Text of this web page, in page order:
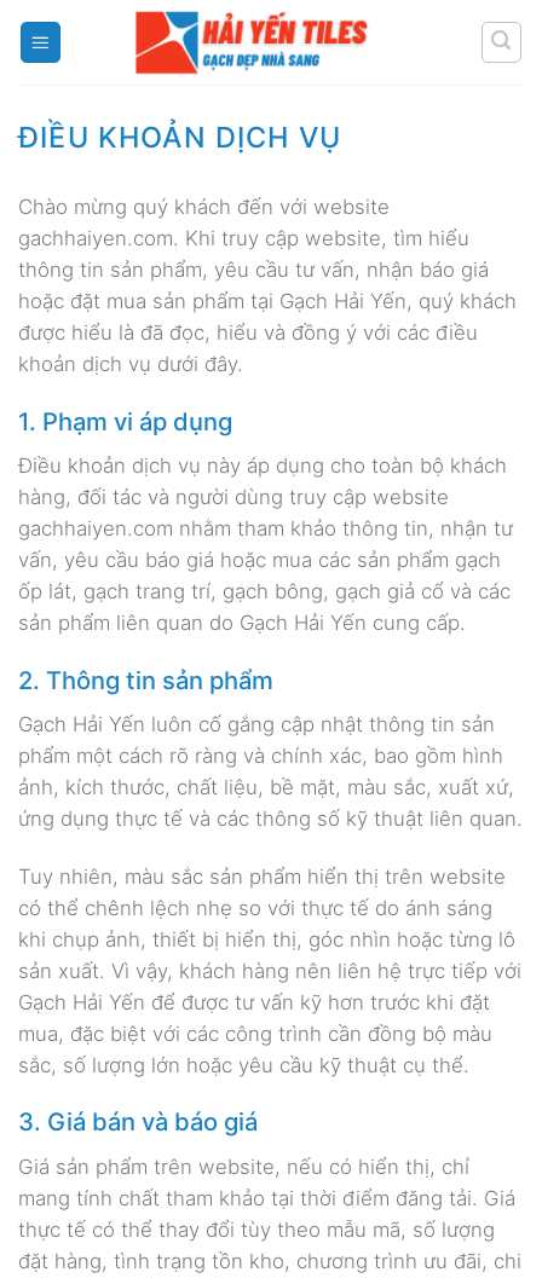
ĐIỀU KHOẢN DỊCH VỤ
Chào mừng quý khách đến với website
gachhaiyen.com. Khi truy cập website, tìm hiểu
thông tin sản phẩm, yêu cầu tư vấn, nhận báo giá
hoặc đặt mua sản phẩm tại Gạch Hải Yến, quý khách
được hiểu là đã đọc, hiểu và đồng ý với các điều
khoản dịch vụ dưới đây.
1. Phạm vi áp dụng
Điều khoản dịch vụ này áp dụng cho toàn bộ khách
hàng, đối tác và người dùng truy cập website
gachhaiyen.com nhằm tham khảo thông tin, nhận tư
vấn, yêu cầu báo giá hoặc mua các sản phẩm gạch
ốp lát, gạch trang trí, gạch bông, gạch giả cổ và các
sản phẩm liên quan do Gạch Hải Yến cung cấp.
2. Thông tin sản phẩm
Gạch Hải Yến luôn cố gắng cập nhật thông tin sản
phẩm một cách rõ ràng và chính xác, bao gồm hình
ảnh, kích thước, chất liệu, bề mặt, màu sắc, xuất xứ,
ứng dụng thực tế và các thông số kỹ thuật liên quan.
Tuy nhiên, màu sắc sản phẩm hiển thị trên website
có thể chênh lệch nhẹ so với thực tế do ánh sáng
khi chụp ảnh, thiết bị hiển thị, góc nhìn hoặc từng lô
sản xuất. Vì vậy, khách hàng nên liên hệ trực tiếp với
Gạch Hải Yến để được tư vấn kỹ hơn trước khi đặt
mua, đặc biệt với các công trình cần đồng bộ màu
sắc, số lượng lớn hoặc yêu cầu kỹ thuật cụ thể.
3. Giá bán và báo giá
Giá sản phẩm trên website, nếu có hiển thị, chỉ
mang tính chất tham khảo tại thời điểm đăng tải. Giá
thực tế có thể thay đổi tùy theo mẫu mã, số lượng
đặt hàng, tình trạng tồn kho, chương trình ưu đãi, chi